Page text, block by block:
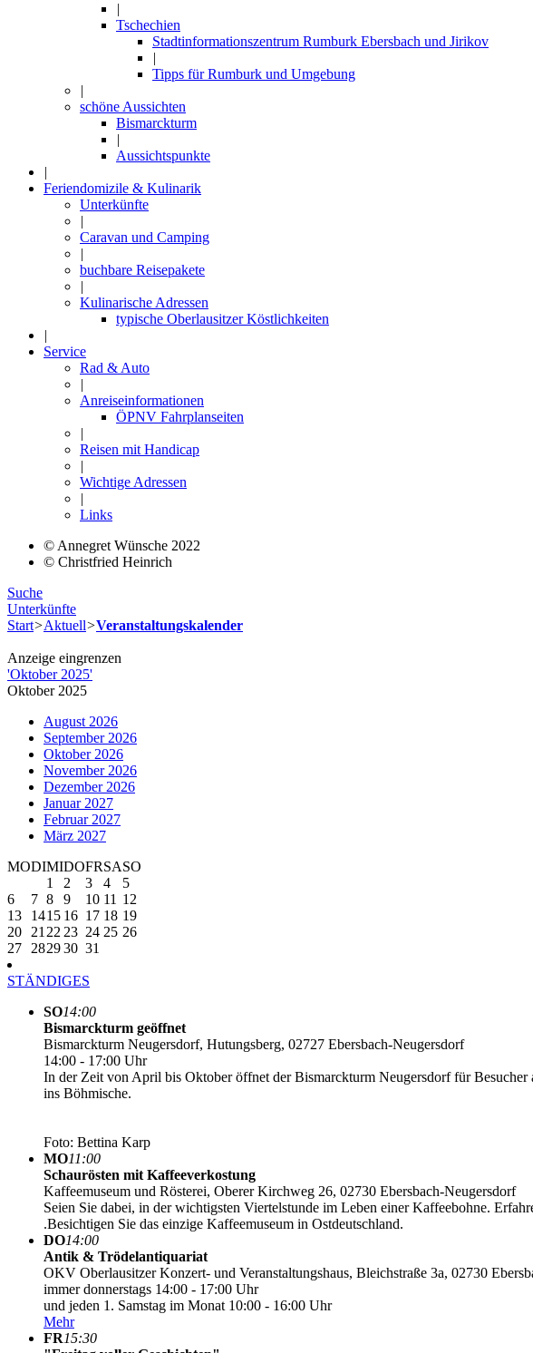
|
Tschechien
Stadtinformationszentrum Rumburk Ebersbach und Jirikov
|
Tipps für Rumburk und Umgebung
|
schöne Aussichten
Bismarckturm
|
Aussichtspunkte
|
Feriendomizile & Kulinarik
Unterkünfte
|
Caravan und Camping
|
buchbare Reisepakete
|
Kulinarische Adressen
typische Oberlausitzer Köstlichkeiten
|
Service
Rad & Auto
|
Anreiseinformationen
ÖPNV Fahrplanseiten
|
Reisen mit Handicap
|
Wichtige Adressen
|
Links
© Annegret Wünsche 2022
© Christfried Heinrich
Suche
Unterkünfte
Start>Aktuell>Veranstaltungskalender
Anzeige eingrenzen
'Oktober 2025'
Oktober 2025
August 2026
September 2026
Oktober 2026
November 2026
Dezember 2026
Januar 2027
Februar 2027
März 2027
MODIMIDOFRSASO
1
2 3 4
5
6
7 8 9 10 11 12
13
1415 16 17 18 19
20
21 22 23 24 25 26
27
282930 31
STÄNDIGES
SO14:00
Bismarckturm geöffnet
Bismarckturm Neugersdorf, Hutungsberg, 02727 Ebersbach-Neugersdorf
14:00 - 17:00 Uhr
In der Zeit von April bis Oktober öffnet der Bismarckturm Neugersdorf für
ins Böhmische.
Foto: Bettina Karp
MO11:00
Schaurösten mit Kaffeeverkostung
Kaffeemuseum und Rösterei, Oberer Kirchweg 26, 02730 Ebersbach-Neugersdorf
Seien Sie dabei, in der wichtigsten Viertelstunde im Leben einer Kaffeebohne.
.Besichtigen Sie das einzige Kaffeemuseum in Ostdeutschland.
DO14:00
Antik & Trödelantiquariat
OKV Oberlausitzer Konzert- und Veranstaltungshaus, Bleichstraße 3a, 02730
immer donnerstags 14:00 - 17:00 Uhr
und jeden 1. Samstag im Monat 10:00 - 16:00 Uhr
Mehr
FR15:30